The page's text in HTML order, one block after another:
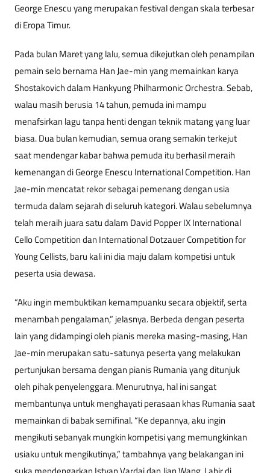
George Enescu yang merupakan festival dengan skala terbesar
di Eropa Timur.
Pada bulan Maret yang lalu, semua dikejutkan oleh penampilan
pemain selo bernama Han Jae-min yang memainkan karya
Shostakovich dalam Hankyung Philharmonic Orchestra. Sebab,
walau masih berusia 14 tahun, pemuda ini mampu
menafsirkan lagu tanpa henti dengan teknik matang yang luar
biasa. Dua bulan kemudian, semua orang semakin terkejut
saat mendengar kabar bahwa pemuda itu berhasil meraih
kemenangan di George Enescu International Competition. Han
Jae-min mencatat rekor sebagai pemenang dengan usia
termuda dalam sejarah di seluruh kategori. Walau sebelumnya
telah meraih juara satu dalam David Popper IX International
Cello Competition dan International Dotzauer Competition for
Young Cellists, baru kali ini dia maju dalam kompetisi untuk
peserta usia dewasa.
“Aku ingin membuktikan kemampuanku secara objektif, serta
menambah pengalaman,” jelasnya. Berbeda dengan peserta
lain yang didampingi oleh pianis mereka masing-masing, Han
Jae-min merupakan satu-satunya peserta yang melakukan
pertunjukan bersama dengan pianis Rumania yang ditunjuk
oleh pihak penyelenggara. Menurutnya, hal ini sangat
membantunya untuk menghayati perasaan khas Rumania saat
memainkandi babak semifinal. “Ke depannya, aku ingin
mengikuti sebanyak mungkin kompetisi yang memungkinkan
usiaku untuk mengikutinya,” tambahnya yang belakangan ini